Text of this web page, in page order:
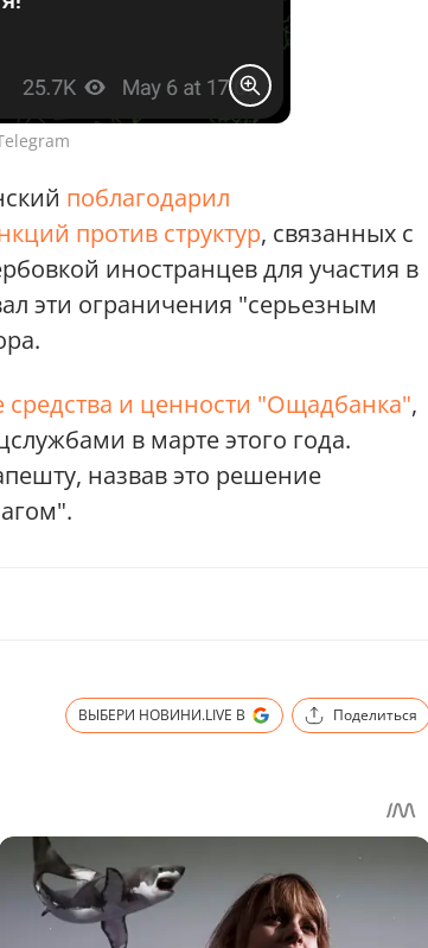
поблагодарил
против структур, связанных с
иностранцев для участия в
эти ограничения "серьезным
средства и ценности "Ощадбанка",
в марте этого года.
назвав это решение
ВЫБЕРИ НОВИНИ.LIVE В Поделиться